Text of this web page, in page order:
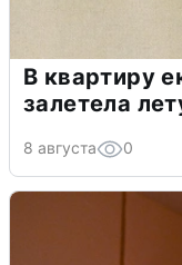
В квартиру
залетела
8 августа 0